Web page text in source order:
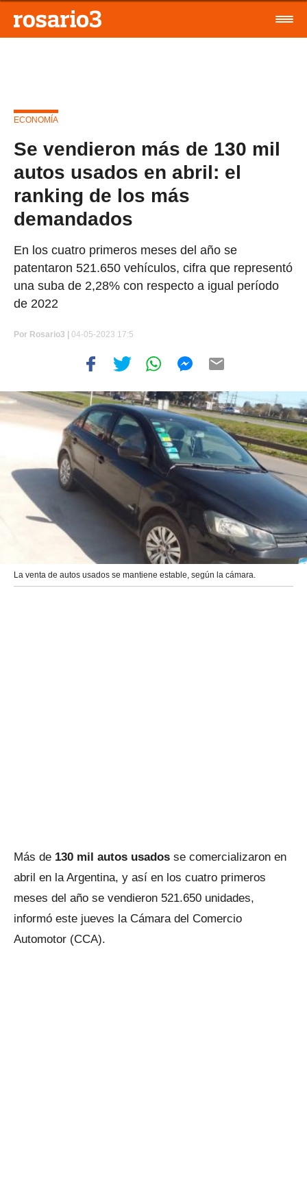
ECONOMÍA
Se vendieron más de 130 mil
autos usados en abril: el
ranking de los más
demandados
En los cuatro primeros meses del año se
patentaron 521.650 vehículos, cifra que representó
una suba de 2,28% con respecto a igual período
de 2022
Por Rosario3 | 04-05-2023 17:5
La venta de autos usados se mantiene estable, según la cámara.
Más de 130 mil autos usados se comercializaron en
abril en la Argentina, y así en los cuatro primeros
meses del año se vendieron 521.650 unidades,
informó este jueves la Cámara del Comercio
Automotor (CCA).